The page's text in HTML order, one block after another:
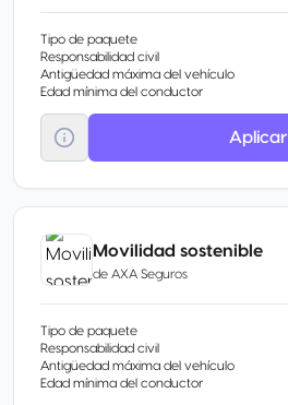
Tipo de paquete
Responsabilidad civil
Antigüedad máxima del vehículo
Edad mínima del conductor
Aplicar
Movilidad sostenible
de AXA Seguros
Tipo de paquete
Responsabilidad civil
Antigüedad máxima del vehículo
Edad mínima del conductor